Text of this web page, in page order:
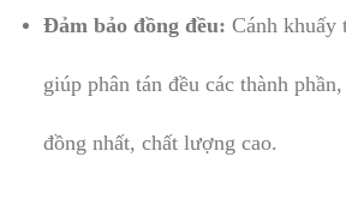
Đảm bảo đồng đều: Cánh khuấy
giúp phân tán đều các thành
đồng nhất, chất lượng cao.